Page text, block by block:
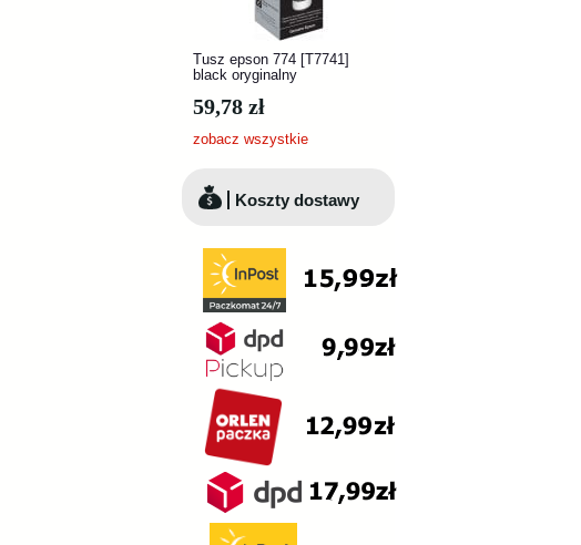
Tusz epson 774 [T7741]
black oryginalny
59,78 zł
zobacz wszystkie
Koszty dostawy